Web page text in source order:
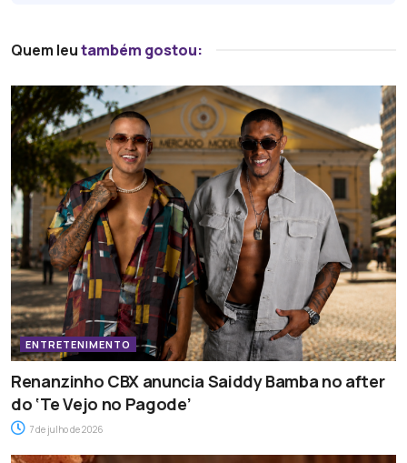
Quem leutambém gostou:
ENTRETENIMENTO
Renanzinho CBX anuncia Saiddy Bamba no after
do ‘Te Vejo no Pagode’
7 de julho de 2026